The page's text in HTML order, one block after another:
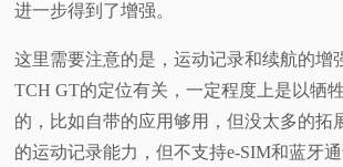
进一步得到了增强。
这里需要注意的是，运动记录和续航的增
TCH GT的定位有关，一定程度上是以牺
的，比如自带的应用够用，但没太多的拓
的运动记录能力，但不支持e-SIM和蓝牙